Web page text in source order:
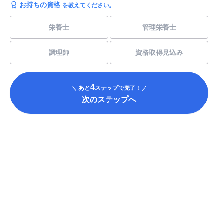
お持ちの資格 を教えてください。
栄養士 管理栄養士
調理師 資格取得見込み
＼ あと4ステップで完了！／
次のステップへ